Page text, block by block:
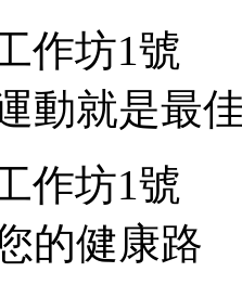
作坊1號
動就是最
作坊1號
的健康路